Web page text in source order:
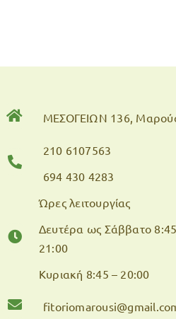
ΜΕΣΟΓΕΙΩΝ 136,
210 6107563
694 430 4283
Ώρες λειτουργίας
Δευτέρα ως Σάββατο
21:00
Κυριακή 8:45 – 20:00